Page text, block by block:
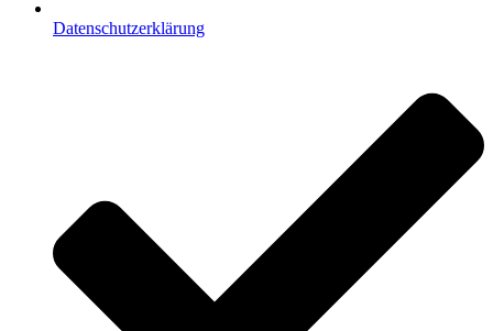
Datenschutzerklärung